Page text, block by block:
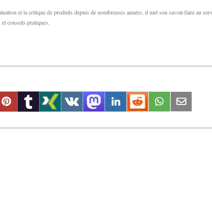
et la critique de produits depuis de nombreuses années, il met son savoir-faire au
conseils pratiques.